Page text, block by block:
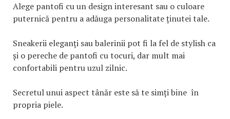
Alege pantofi cu un design interesant sau o culoare
puternică pentru a adăuga personalitate ținutei tale.
Sneakerii eleganți sau balerinii pot fi la fel de stylish ca
și o pereche de pantofi cu tocuri, dar mult mai
confortabili pentru uzul zilnic.
Secretul unui aspect tânăr este să te simți bine în
propria piele.